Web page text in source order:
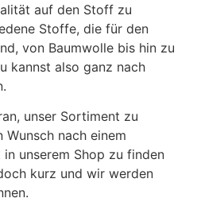
auf den Stoff zu
Stoffe, die für den
von Baumwolle bis hin zu
kannst also ganz nach
unser Sortiment zu
nach einem
unserem Shop zu finden
kurz und wir werden